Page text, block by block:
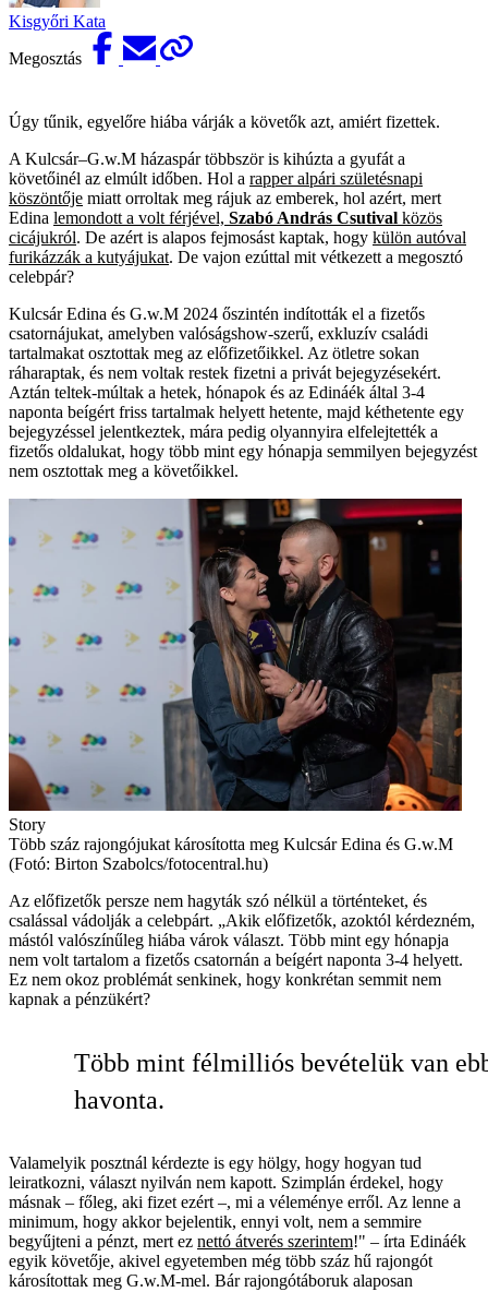
Kisgyőri Kata
Megosztás
Úgy tűnik, egyelőre hiába várják a követők azt, amiért fizettek.
A Kulcsár–G.w.M házaspár többször is kihúzta a gyufát a
követőinél az elmúlt időben. Hol a rapper alpári születésnapi
köszöntője miatt orroltak meg rájuk az emberek, hol azért, mert
Edina lemondott a volt férjével, Szabó András Csutival közös
cicájukról. De azért is alapos fejmosást kaptak, hogy külön autóval
furikázzák a kutyájukat. De vajon ezúttal mit vétkezett a megosztó
celebpár?
Kulcsár Edina és G.w.M 2024 őszintén indították el a fizetős
csatornájukat, amelyben valóságshow-szerű, exkluzív családi
tartalmakat osztottak meg az előfizetőikkel. Az ötletre sokan
ráharaptak, és nem voltak restek fizetni a privát bejegyzésekért.
Aztán teltek-múltak a hetek, hónapok és az Edináék által 3-4
naponta beígért friss tartalmak helyett hetente, majd kéthetente egy
bejegyzéssel jelentkeztek, mára pedig olyannyira elfelejtették a
fizetős oldalukat, hogy több mint egy hónapja semmilyen bejegyzést
nem osztottak meg a követőikkel.
Story
Több száz rajongójukat károsította meg Kulcsár Edina és G.w.M
(Fotó: Birton Szabolcs/fotocentral.hu)
Az előfizetők persze nem hagyták szó nélkül a történteket, és
csalással vádolják a celebpárt. „Akik előfizetők, azoktól kérdezném,
mástól valószínűleg hiába várok választ. Több mint egy hónapja
nem volt tartalom a fizetős csatornán a beígért naponta 3-4 helyett.
Ez nem okoz problémát senkinek, hogy konkrétan semmit nem
kapnak a pénzükért?
Több mint félmilliós bevételük van
havonta.
Valamelyik posztnál kérdezte is egy hölgy, hogy hogyan tud
leiratkozni, választ nyilván nem kapott. Szimplán érdekel, hogy
másnak – főleg, aki fizet ezért –, mi a véleménye erről. Az lenne a
minimum, hogy akkor bejelentik, ennyi volt, nem a semmire
begyűjteni a pénzt, mert ez nettó átverés szerintem!" – írta Edináék
egyik követője, akivel egyetemben még több száz hű rajongót
károsítottak meg G.w.M-mel. Bár rajongótáboruk alaposan